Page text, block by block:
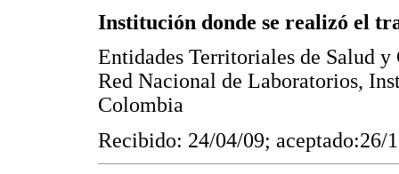
Institución donde se realizó el
Entidades Territoriales de Salud
Red Nacional de Laboratorios,
Colombia
Recibido: 24/04/09; aceptado:26/